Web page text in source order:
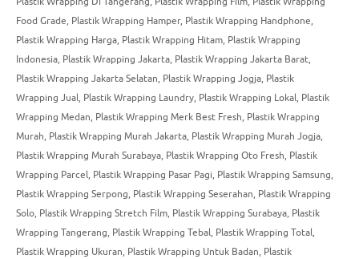
Food Grade, Plastik Wrapping Hamper, Plastik Wrapping Handphone,
Plastik Wrapping Harga, Plastik Wrapping Hitam, Plastik Wrapping
Indonesia, Plastik Wrapping Jakarta, Plastik Wrapping Jakarta Barat,
Plastik Wrapping Jakarta Selatan, Plastik Wrapping Jogja, Plastik
Wrapping Jual, Plastik Wrapping Laundry, Plastik Wrapping Lokal, Plastik
Wrapping Medan, Plastik Wrapping Merk Best Fresh, Plastik Wrapping
Murah, Plastik Wrapping Murah Jakarta, Plastik Wrapping Murah Jogja,
Plastik Wrapping Murah Surabaya, Plastik Wrapping Oto Fresh, Plastik
Wrapping Parcel, Plastik Wrapping Pasar Pagi, Plastik Wrapping Samsung,
Plastik Wrapping Serpong, Plastik Wrapping Seserahan, Plastik Wrapping
Solo, Plastik Wrapping Stretch Film, Plastik Wrapping Surabaya, Plastik
Wrapping Tangerang, Plastik Wrapping Tebal, Plastik Wrapping Total,
Plastik Wrapping Ukuran, Plastik Wrapping Untuk Badan, Plastik